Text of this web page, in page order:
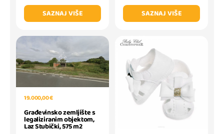
SAZNAJ VIŠE
SAZNAJ VIŠE
19.000,00 €
Građevinsko zemljište s
legaliziranim objektom,
Laz Stubički, 575 m2